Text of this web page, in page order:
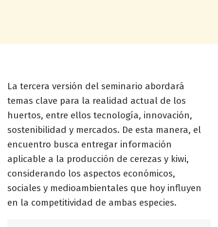
La tercera versión del seminario abordará
temas clave para la realidad actual de los
huertos, entre ellos tecnología, innovación,
sostenibilidad y mercados. De esta manera, el
encuentro busca entregar información
aplicable a la producción de cerezas y kiwi,
considerando los aspectos económicos,
sociales y medioambientales que hoy influyen
en la competitividad de ambas especies.